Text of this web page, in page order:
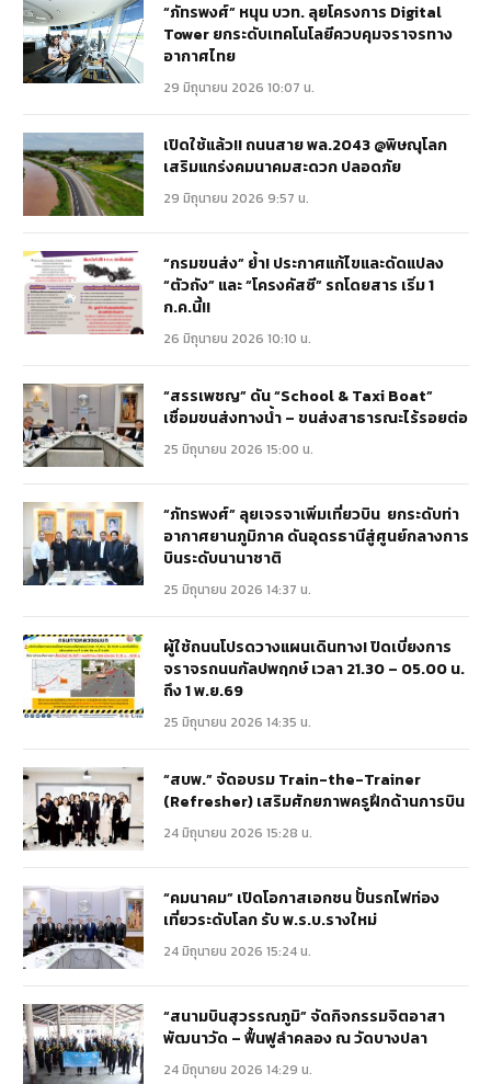
“ภัทรพงศ์” หนุน บวท. ลุยโครงการ Digital
Tower ยกระดับเทคโนโลยีควบคุมจราจรทาง
อากาศไทย
29 มิถุนายน 2026 10:07 น.
เปิดใช้แล้ว!! ถนนสาย พล.2043 @พิษณุโลก
เสริมแกร่งคมนาคมสะดวก ปลอดภัย
29 มิถุนายน 2026 9:57 น.
“กรมขนส่ง” ย้ำ! ประกาศแก้ไขและดัดแปลง
“ตัวถัง” และ “โครงคัสซี” รถโดยสาร เริ่ม 1
ก.ค.นี้!!
26 มิถุนายน 2026 10:10 น.
“สรรเพชญ” ดัน “School & Taxi Boat”
เชื่อมขนส่งทางน้ำ – ขนส่งสาธารณะไร้รอยต่อ
25 มิถุนายน 2026 15:00 น.
“ภัทรพงศ์” ลุยเจรจาเพิ่มเที่ยวบิน ยกระดับท่า
อากาศยานภูมิภาค ดันอุดรธานีสู่ศูนย์กลางการ
บินระดับนานาชาติ
25 มิถุนายน 2026 14:37 น.
ผู้ใช้ถนนโปรดวางแผนเดินทาง! ปิดเบี่ยงการ
จราจรถนนกัลปพฤกษ์ เวลา 21.30 – 05.00 น.
ถึง 1 พ.ย.69
25 มิถุนายน 2026 14:35 น.
“สบพ.” จัดอบรม Train-the-Trainer
(Refresher) เสริมศักยภาพครูฝึกด้านการบิน
24 มิถุนายน 2026 15:28 น.
“คมนาคม” เปิดโอกาสเอกชน ปั้นรถไฟท่อง
เที่ยวระดับโลก รับ พ.ร.บ.รางใหม่
24 มิถุนายน 2026 15:24 น.
“สนามบินสุวรรณภูมิ” จัดกิจกรรมจิตอาสา
พัฒนาวัด – ฟื้นฟูลำคลอง ณ วัดบางปลา
24 มิถุนายน 2026 14:29 น.